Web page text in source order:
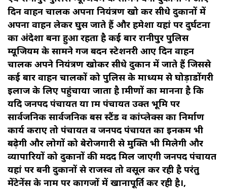
दिन वाहन चालक अपना नियंत्रण खो कर सीधे दुकानों में
अपना वाहन लेकर घुस जाते हैं और हमेशा यहां पर दुर्घटना
का अंदेशा बना हुआ रहता है कई बार रानीपुर पुलिस
म्यूजियम के सामने गज बदन स्टेशनरी आए दिन वाहन
चालक अपने नियंत्रण खोकर सीधे दुकान में जाते हैं जिससे
कई बार वाहन चालकों को पुलिस के माध्यम से घोड़ाडोंगरी
इलाज के लिए पहुंचाया जाता है ग्रामीणों का मानना है कि
यदि जनपद पंचायत या ग्राम पंचायत उक्त भूमि पर
सार्वजनिक सार्वजनिक बस स्टैंड व कांप्लेक्स का निर्माण
कार्य कराए तो पंचायत व जनपद पंचायत का इनकम भी
बढ़ेगी और लोगों को बेरोजगारी से मुक्ति भी मिलेगी और
व्यापारियों को दुकानों की मदद मिल जाएगी जनपद पंचायत
यहां पर बनी दुकानों से राजस्व तो वसूल कर रही है परंतु
मेंटेनेंस के नाम पर कागजों में खानापूर्ति कर रही है।,